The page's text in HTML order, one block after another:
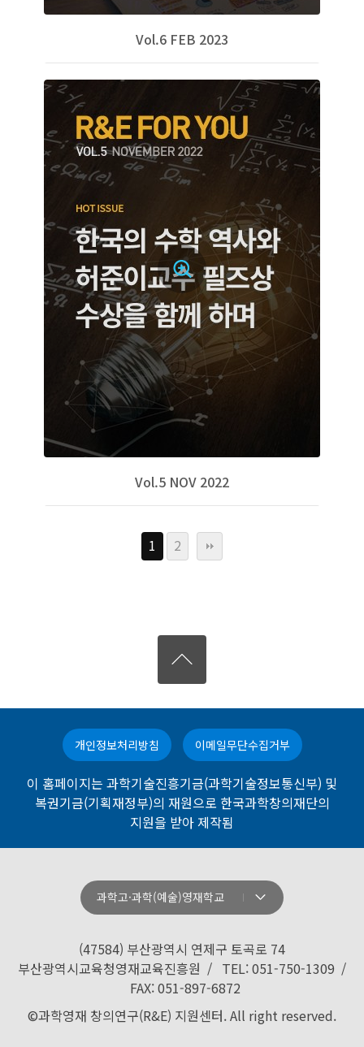
Vol.6 FEB 2023
Vol.5 NOV 2022
1 2
개인정보처리방침 이메일무단수집거부
이 홈페이지는 과학기술진흥기금(과학기술정보통신부) 및
복권기금(기획재정부)의 재원으로 한국과학창의재단의
지원을 받아 제작됨
과학고·과학(예술)영재학교
강원과학고등학교
경기북과학고등학교
경남과학고등학교
(47584) 부산광역시 연제구 토곡로 74
부산광역시교육청영재교육진흥원 / TEL: 051-750-1309 /
FAX: 051-897-6872
©과학영재 창의연구(R&E) 지원센터. All right reserved.